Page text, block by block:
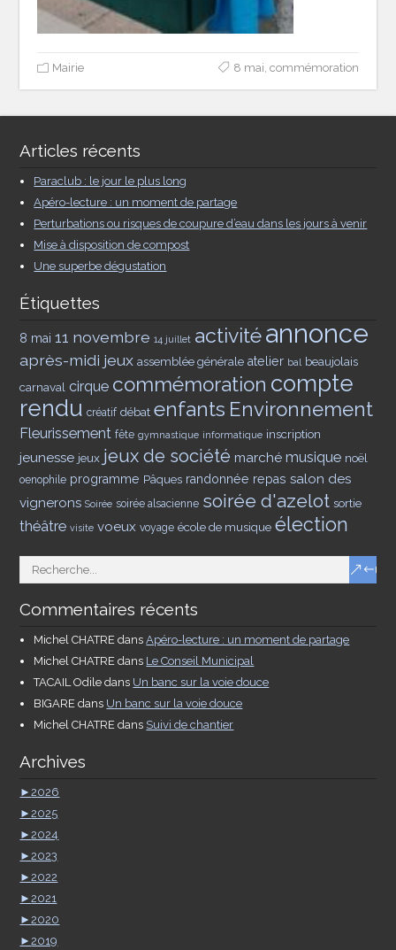
Mairie 8 mai, commémoration
Articles récents
Paraclub : le jour le plus long
Apéro-lecture : un moment de partage
Perturbations ou risques de coupure d’eau dans les jours à venir
Mise à disposition de compost
Une superbe dégustation
Étiquettes
8 mai 11 novembre 14 juillet activitéannonce
après-midi jeux assemblée générale atelier bal
beaujolais
carnaval cirque commémoration compte
rendu créatif débat enfants Environnement
Fleurissement fête gymnastique informatique inscription
jeunesse jeux jeux de société marché musique noël
oenophile programme Pâques randonnée repas salon des
vignerons Soirée soirée alsacienne soirée d'azelot sortie
théâtre visite voeux voyage école de musique élection
Commentaires récents
Michel CHATRE dansApéro-lecture : un moment de partage
Michel CHATRE dans Le Conseil Municipal
TACAIL Odile dans Un banc sur la voie douce
BIGARE dans Un banc sur la voie douce
Michel CHATRE dans Suivi de chantier
Archives
►2026
►2025
►2024
►2023
►2022
►2021
►2020
►2019